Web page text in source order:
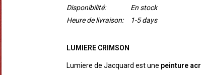
Disponibilité:
En stock
Heure de livraison:
1-5 days
LUMIERE CRIMSON
Lumiere de Jacquard est une peinture